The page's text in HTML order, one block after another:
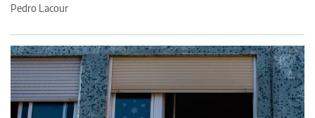
Pedro Lacour